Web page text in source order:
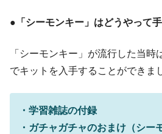
●「シーモンキー」はどうやって
「シーモンキー」が流行した当時
でキットを入手することができま
・学習雑誌の付録
・ガチャガチャのおまけ（シー